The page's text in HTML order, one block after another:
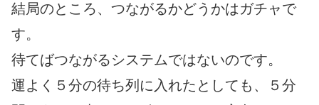
結局のところ、つながるかどうかはガチャで
す。
待てばつながるシステムではないのです。
運よく５分の待ち列に入れたとしても、５分